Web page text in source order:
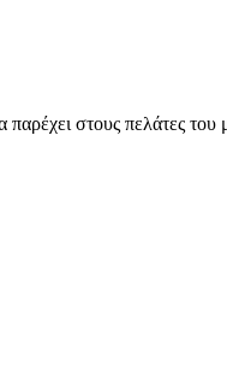
στους πελάτες του